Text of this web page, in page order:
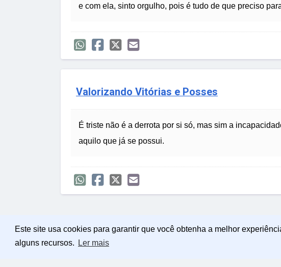
Este site usa cookies para garantir que você obtenha a melhor
alguns recursos.
Ler mais
e com ela, sinto orgulho, pois é tudo de que preciso
Valorizando Vitórias e Posses
É triste não é a derrota por si só, mas sim a
aquilo que já se possui.